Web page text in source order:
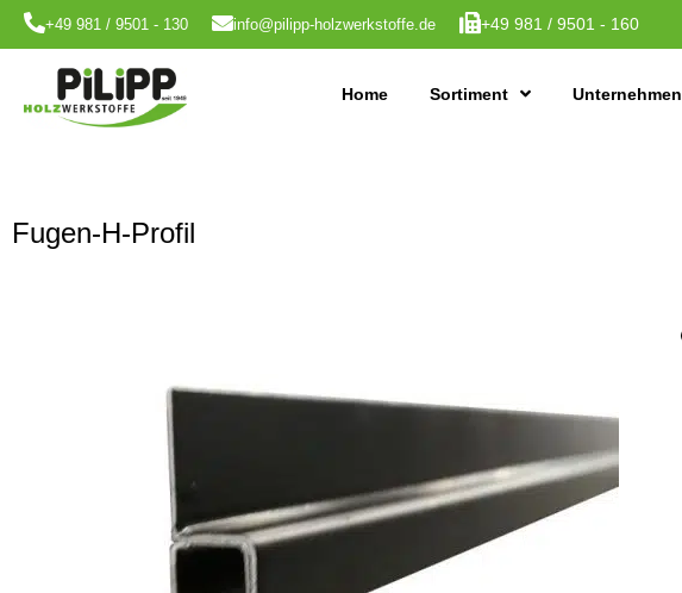
+49 981 / 9501 - 130 info@pilipp-holzwerkstoffe.de +49 981 / 9501 - 160
Home Sortiment Unternehmen
Fugen-H-Profil